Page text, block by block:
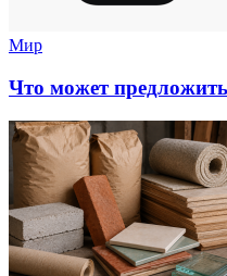
Мир
Что может